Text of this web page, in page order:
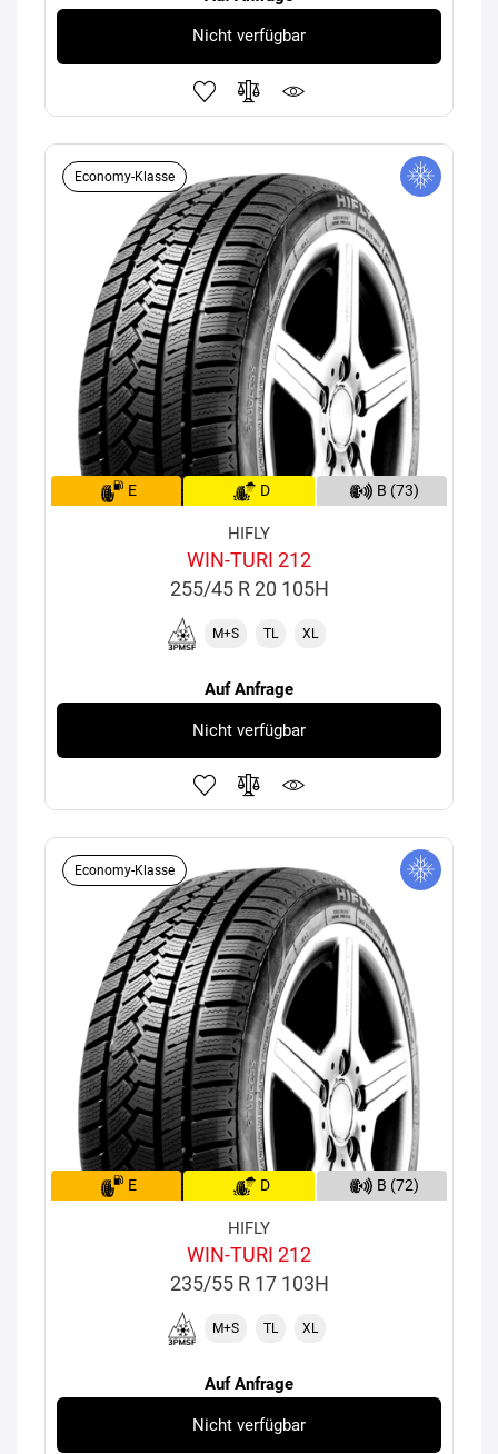
Nicht verfügbar
Economy-Klasse
E D B (73)
HIFLY
WIN-TURI 212
255/45 R 20 105H
M+S TL XL
Auf Anfrage
Nicht verfügbar
Economy-Klasse
E D B (72)
HIFLY
WIN-TURI 212
235/55 R 17 103H
M+S TL XL
Auf Anfrage
Nicht verfügbar